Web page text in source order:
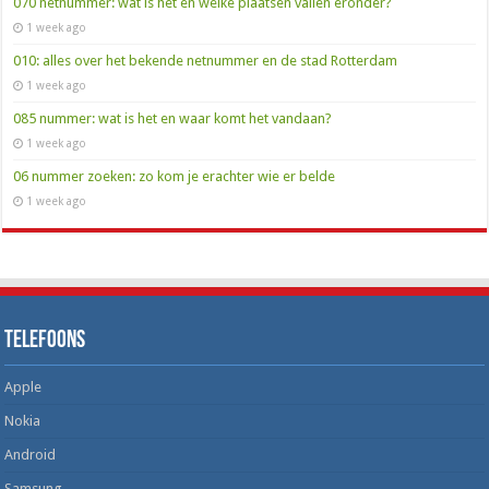
1 week ago
010: alles over het bekende netnummer en de stad Rotterdam
1 week ago
085 nummer: wat is het en waar komt het vandaan?
1 week ago
06 nummer zoeken: zo kom je erachter wie er belde
1 week ago
Telefoons
Apple
Nokia
Android